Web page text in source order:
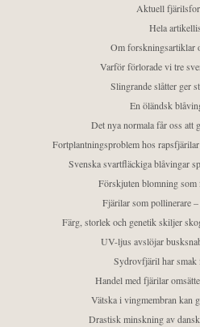
Aktuell
Hela
Om forskningsartiklar
Varför förlorade vi tre
Slingrande slåtter ger
En öländsk
Det nya normala får oss att
Fortplantningsproblem hos
Svenska svartfläckiga blåvingar
Förskjuten blomning
Fjärilar som pollinerare
Färg, storlek och genetik skiljer
UV-ljus avslöjar
Sydrovfjäril har smak
Handel med fjärilar
Vätska i vingmembran kan
Drastisk minskning av